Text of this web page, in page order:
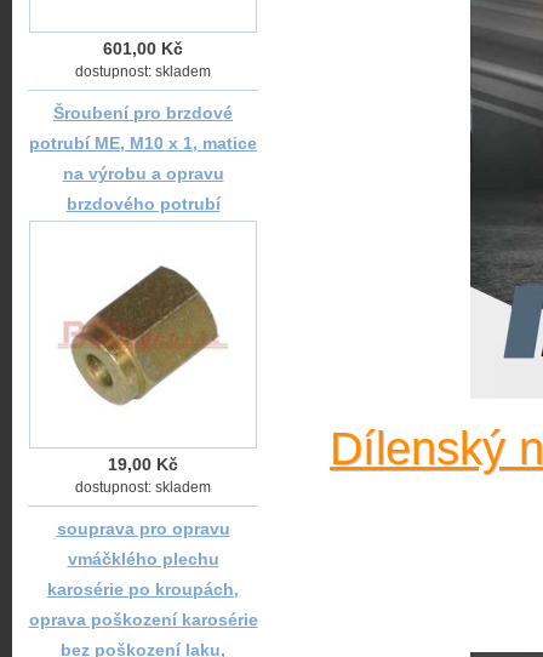
Dílenský
601,00 Kč
dostupnost: skladem
Šroubení pro brzdové
potrubí ME, M10 x 1, matice
na výrobu a opravu
brzdového potrubí
19,00 Kč
dostupnost: skladem
souprava pro opravu
vmáčklého plechu
karosérie po kroupách,
oprava poškození karosérie
bez poškození laku,